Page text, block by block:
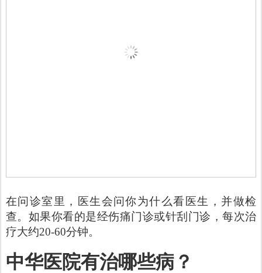
在问诊室里，医生会问你为什么看医生，并做检
查。如果你看的是经伤痛门诊或针刮门诊，每次治
疗大约20-60分钟。
中华医院有治哪些病？